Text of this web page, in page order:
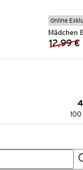
Online
Mädchen
12,99 €